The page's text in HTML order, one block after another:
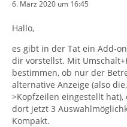
6. März 2020 um 16:45
Hallo,
es gibt in der Tat ein Add-
dir vorstellst. Mit
bestimmen, ob nur der
alternative Anzeige (also
>Kopfzeilen eingestellt
dort jetzt 3
Kompakt.